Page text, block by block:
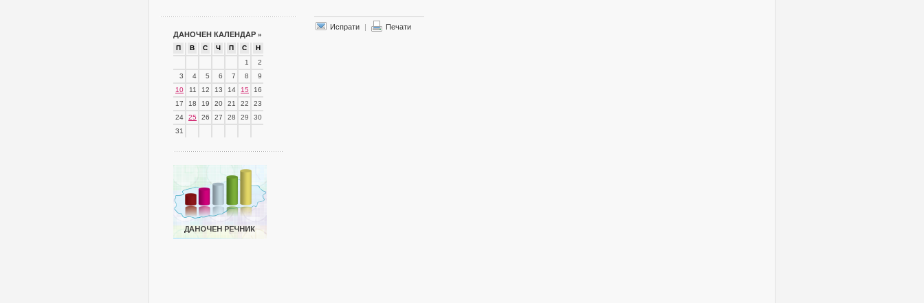
ДАНОЧЕН КАЛЕНДАР »
П В С Ч П С
Н
1
2
3
4 5 6 7 8
9
10
11 12 13 14 15
16
17
18 19 20 21 22
23
24
25 26 27 28 29
30
31
Испрати | Печати